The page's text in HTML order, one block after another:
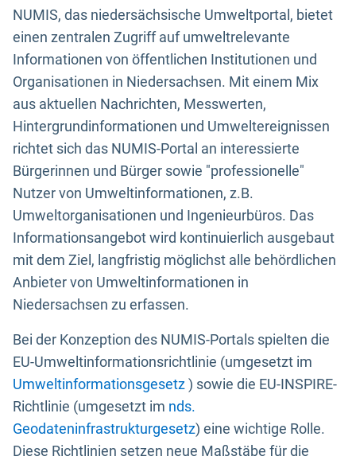
NUMIS, das niedersächsische Umweltportal, bietet
einen zentralen Zugriff auf umweltrelevante
Informationen von öffentlichen Institutionen und
Organisationen in Niedersachsen. Mit einem Mix
aus aktuellen Nachrichten, Messwerten,
Hintergrundinformationen und Umweltereignissen
richtet sich das NUMIS-Portal an interessierte
Bürgerinnen und Bürger sowie "professionelle"
Nutzer von Umweltinformationen, z.B.
Umweltorganisationen und Ingenieurbüros. Das
Informationsangebot wird kontinuierlich ausgebaut
mit dem Ziel, langfristig möglichst alle behördlichen
Anbieter von Umweltinformationen in
Niedersachsen zu erfassen.
Bei der Konzeption des NUMIS-Portals spielten die
EU-Umweltinformationsrichtlinie (umgesetzt im
Umweltinformationsgesetz) sowie die EU-INSPIRE-
Richtlinie (umgesetzt im nds.
Geodateninfrastrukturgesetz) eine wichtige Rolle.
Diese Richtlinien setzen neue Maßstäbe für die